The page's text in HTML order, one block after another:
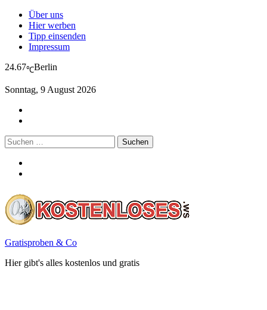
Über uns
Hier werben
Tipp einsenden
Impressum
24.67℃Berlin
Sonntag, 9 August 2026
Suchen
nach:
Gratisproben & Co
Hier gibt's alles kostenlos und gratis